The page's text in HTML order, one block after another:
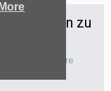
abgeben zu
du Kommentare